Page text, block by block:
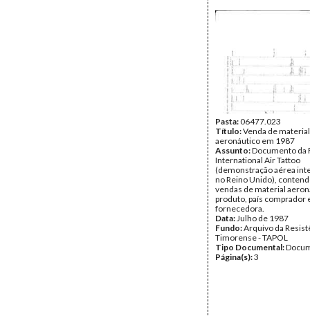
Pasta:06477.023
Título:Venda de material
aeronáutico em 1987
Assunto:Documento da
International Air Tattoo
(demonstração aérea
no Reino Unido),
vendas de material
produto, país comprador
fornecedora.
Data:Julho de 1987
Fundo:Arquivo da
Timorense - TAPOL
Tipo Documental:
Página(s):3